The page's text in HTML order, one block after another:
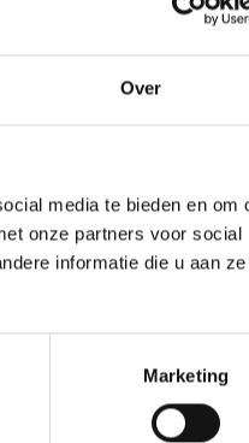
Over
media te bieden en om
onze partners voor social
informatie die u aan
Marketing
(UK) Limited, UBS
UBS Bank
S.A., UBS
AG, UBS La Maison
Switzerland AG, UBS
S.A.)